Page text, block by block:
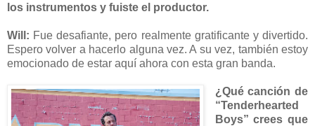
los instrumentos y fuiste el productor.
Will: Fue desafiante, pero realmente gratificante y divertido.
Espero volver a hacerlo alguna vez. A su vez, también estoy
emocionado de estar aquí ahora con esta gran banda.
¿Qué canción de
“Tenderhearted
Boys” crees que